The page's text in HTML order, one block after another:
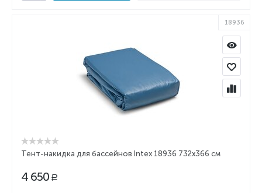
18936
Тент-накидка для бассейнов Intex 18936 732х366 см
4 650 Р